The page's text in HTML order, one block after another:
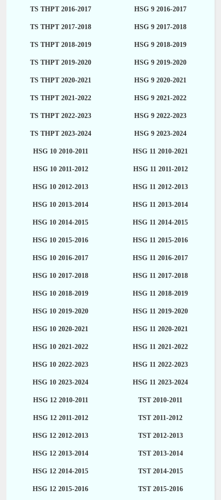
TS THPT 2016-2017 HSG 9 2016-2017
TS THPT 2017-2018 HSG 9 2017-2018
TS THPT 2018-2019 HSG 9 2018-2019
TS THPT 2019-2020 HSG 9 2019-2020
TS THPT 2020-2021 HSG 9 2020-2021
TS THPT 2021-2022 HSG 9 2021-2022
TS THPT 2022-2023 HSG 9 2022-2023
TS THPT 2023-2024 HSG 9 2023-2024
HSG 10 2010-2011 HSG 11 2010-2021
HSG 10 2011-2012 HSG 11 2011-2012
HSG 10 2012-2013 HSG 11 2012-2013
HSG 10 2013-2014 HSG 11 2013-2014
HSG 10 2014-2015 HSG 11 2014-2015
HSG 10 2015-2016 HSG 11 2015-2016
HSG 10 2016-2017 HSG 11 2016-2017
HSG 10 2017-2018 HSG 11 2017-2018
HSG 10 2018-2019 HSG 11 2018-2019
HSG 10 2019-2020 HSG 11 2019-2020
HSG 10 2020-2021 HSG 11 2020-2021
HSG 10 2021-2022 HSG 11 2021-2022
HSG 10 2022-2023 HSG 11 2022-2023
HSG 10 2023-2024 HSG 11 2023-2024
HSG 12 2010-2011 TST 2010-2011
HSG 12 2011-2012 TST 2011-2012
HSG 12 2012-2013 TST 2012-2013
HSG 12 2013-2014 TST 2013-2014
HSG 12 2014-2015 TST 2014-2015
HSG 12 2015-2016 TST 2015-2016